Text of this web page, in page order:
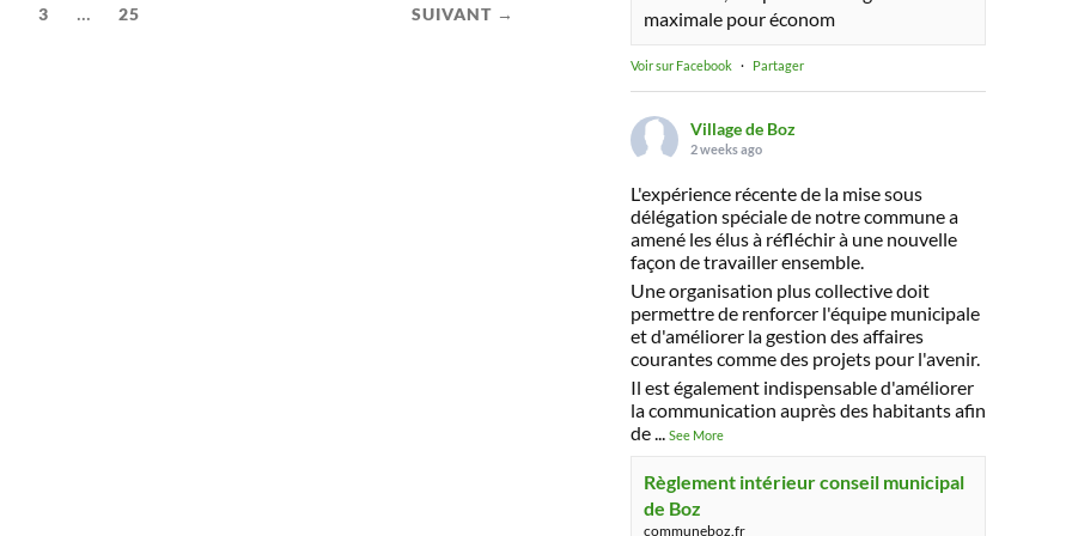
3 ... 25 SUIVANT →
maximale pour économ
Voir sur Facebook · Partager
Village de Boz
2 weeks ago
L'expérience récente de la mise sous
délégation spéciale de notre commune a
amené les élus à réfléchir à une nouvelle
façon de travailler ensemble.
Une organisation plus collective doit
permettre de renforcer l'équipe municipale
et d'améliorer la gestion des affaires
courantes comme des projets pour l'avenir.
Il est également indispensable d'améliorer
la communication auprès des habitants afin
de... See More
Règlement intérieur conseil municipal
de Boz
communeboz.fr